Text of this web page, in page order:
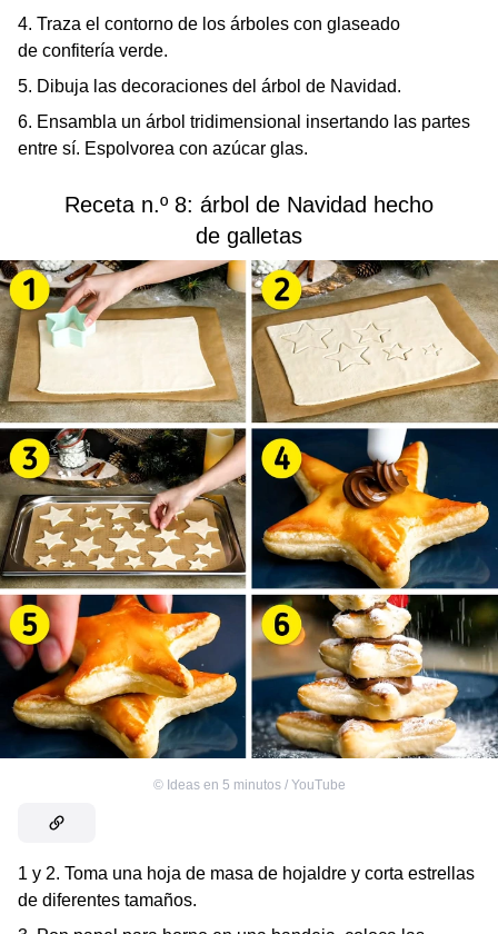
4. Traza el contorno de los árboles con glaseado
de confitería verde.
5. Dibuja las decoraciones del árbol de Navidad.
6. Ensambla un árbol tridimensional insertando las partes
entre sí. Espolvorea con azúcar glas.
Receta n.º 8: árbol de Navidad hecho
de galletas
© Ideas en 5 minutos / YouTube
1 y 2. Toma una hoja de masa de hojaldre y corta estrellas
de diferentes tamaños.